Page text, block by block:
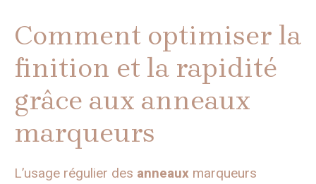
Comment optimiser la
finition et la rapidité
grâce aux anneaux
marqueurs
L’usage régulier des anneaux marqueurs